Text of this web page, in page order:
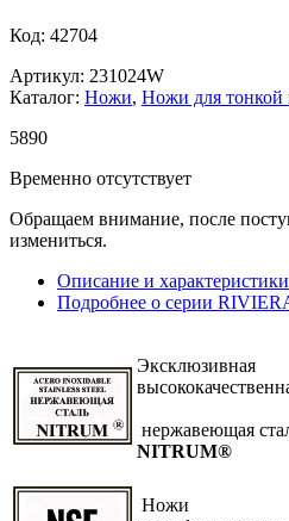
Код: 42704
Артикул: 231024W
Каталог: Ножи, Ножи для тонкой
5890
Временно отсутствует
Обращаем внимание, после
измениться.
Описание и характеристики
Подробнее о серии
Эксклюзивная
нержавеющая
NITRUM®
Ножи